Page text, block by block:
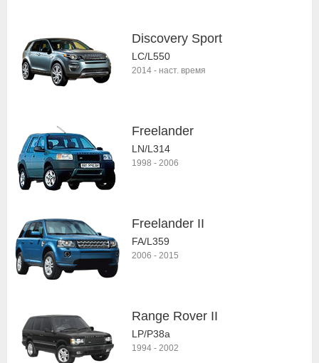
Discovery Sport
LC/L550
2014 - наст. время
Freelander
LN/L314
1998 - 2006
Freelander II
FA/L359
2006 - 2015
Range Rover II
LP/P38a
1994 - 2002